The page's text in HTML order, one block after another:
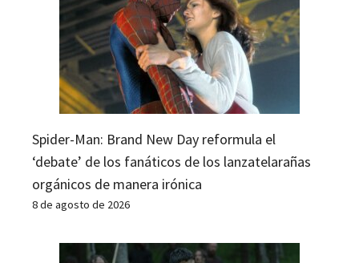
Spider-Man: Brand New Day reformula el
‘debate’ de los fanáticos de los lanzatelarañas
orgánicos de manera irónica
8 de agosto de 2026